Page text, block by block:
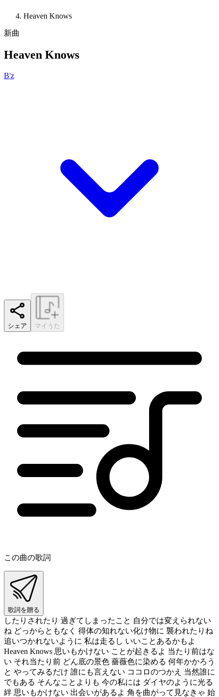
Heaven Knows
新曲
Heaven Knows
B'z
シェア マイうた
この曲の歌詞
歌詞を贈る
したりされたり 過ぎてしまったこと 自分では変えられない
ね どっからともなく 得体の知れない化け物に 襲われたりね
追いつかれないように 私は走るし いいことあるかもよ
Heaven Knows 思いもかけない ことが起きるよ 当たり前はな
い それ当たり前 どん底の景色 薔薇色に染める 何年かかろう
と やってみるだけ 誰にも言えない ココロのつかえ 当然誰に
でもある そんなことよりも 今の私には ダイヤのように光る
絆 思いもかけない 出会いがあるよ 角を曲がって見なきゃ 始